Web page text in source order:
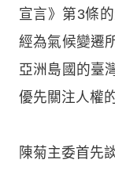
宣言》第3條
經為氣候變遷
亞洲島國的臺
優先關注人權
陳菊主委首先